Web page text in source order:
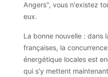
Angers", vous n'existez
eux.
La bonne nouvelle : dans
françaises, la
énergétique locales est
qui s'y mettent